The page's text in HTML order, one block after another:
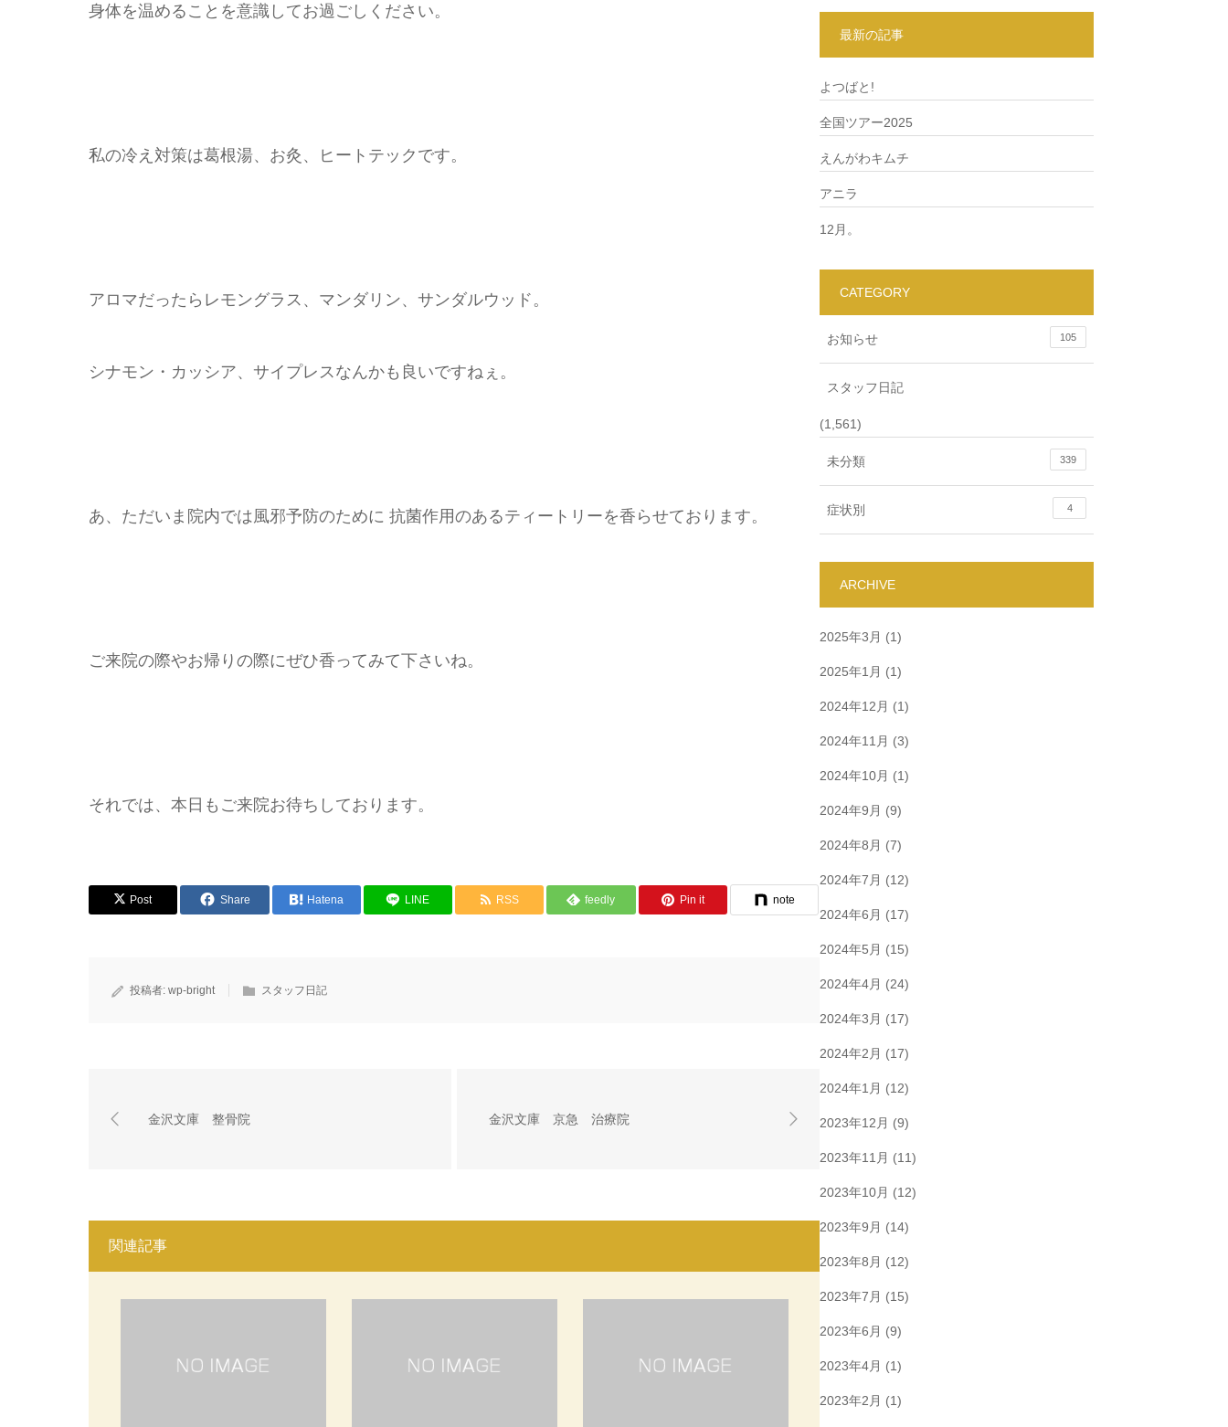
身体を温めることを意識してお過ごしください。
私の冷え対策は葛根湯、お灸、ヒートテックです。
アロマだったらレモングラス、マンダリン、サンダルウッド。
シナモン・カッシア、サイプレスなんかも良いですねぇ。
あ、ただいま院内では風邪予防のために 抗菌作用のあるティートリーを香らせております。
ご来院の際やお帰りの際にぜひ香ってみて下さいね。
それでは、本日もご来院お待ちしております。
Post Share Hatena LINE RSS feedly Pin it note
投稿者: wp-bright スタッフ日記
金沢文庫 整骨院 金沢文庫 京急 治療院
関連記事
最新の記事
よつばと!
全国ツアー2025
えんがわキムチ
アニラ
12月。
CATEGORY
お知らせ 105
スタッフ日記
(1,561)
未分類 339
症状別 4
ARCHIVE
2025年3月 (1)
2025年1月 (1)
2024年12月 (1)
2024年11月 (3)
2024年10月 (1)
2024年9月 (9)
2024年8月 (7)
2024年7月 (12)
2024年6月 (17)
2024年5月 (15)
2024年4月 (24)
2024年3月 (17)
2024年2月 (17)
2024年1月 (12)
2023年12月 (9)
2023年11月 (11)
2023年10月 (12)
2023年9月 (14)
2023年8月 (12)
2023年7月 (15)
2023年6月 (9)
2023年4月 (1)
2023年2月 (1)